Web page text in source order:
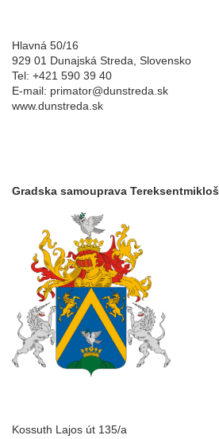
Hlavná 50/16
929 01 Dunajská Streda, Slovensko
Tel: +421 590 39 40
E-mail: primator@dunstreda.sk
www.dunstreda.sk
Gradska samouprava Tereksentmikloš
Kossuth Lajos út 135/a